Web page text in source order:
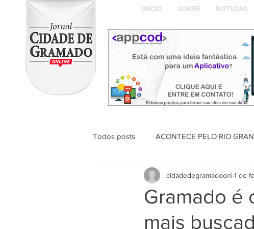
INÍCIO SOBRE NOTÍCIAS
Todos posts ACONTECE PELO RIO
ABDON BARRETTO FILHO SAÚDE
Naíla Gonçalves Dalavia
Gramado é
mais
cidadedegramadoonl 1 de